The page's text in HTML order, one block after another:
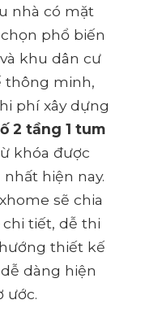
nhà có mặt
phổ biến
khu dân cư
thông minh,
phí xây dựng
2 tầng 1 tum
khóa được
hiện nay.
sẽ chia
tiết, dễ thi
thiết kế
dàng hiện
ước.